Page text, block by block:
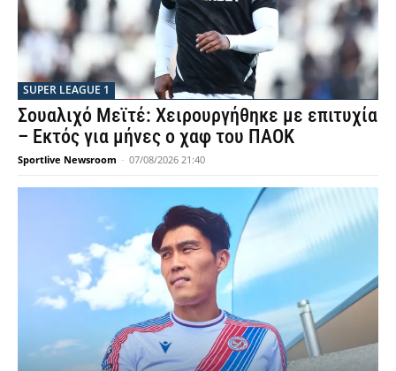
SUPER LEAGUE 1
Σουαλιχό Μεϊτέ: Χειρουργήθηκε με επιτυχία
– Εκτός για μήνες ο χαφ του ΠΑΟΚ
Sportlive Newsroom - 07/08/2026 21:40